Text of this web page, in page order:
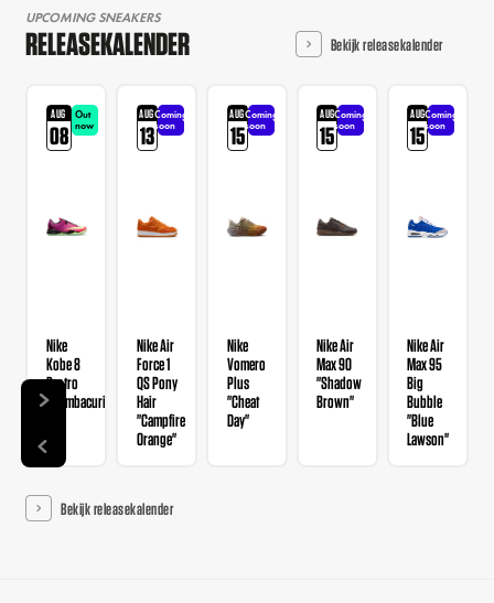
UPCOMING SNEAKERS
RELEASEKALENDER Bekijk releasekalender
AUG
08
Out
now
Nike
Kobe 8
Protro
"Mambacurial"
AUG
13
Coming
soon
Nike Air
Force 1
QS Pony
Hair
"Campfire
Orange"
AUG
15
Coming
soon
Nike
Vomero
Plus
"Cheat
Day"
AUG
15
Coming
soon
Nike Air
Max 90
"Shadow
Brown"
AUG
15
Coming
soon
Nike Air
Max 95
Big
Bubble
"Blue
Lawson"
Bekijk releasekalender